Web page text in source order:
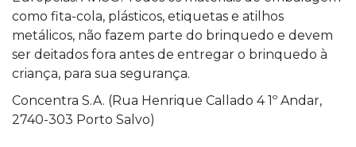
como fita-cola, plásticos, etiquetas e atilhos
metálicos, não fazem parte do brinquedo e devem
ser deitados fora antes de entregar o brinquedo à
criança, para sua segurança.
Concentra S.A. (Rua Henrique Callado 4 1º Andar,
2740-303 Porto Salvo)